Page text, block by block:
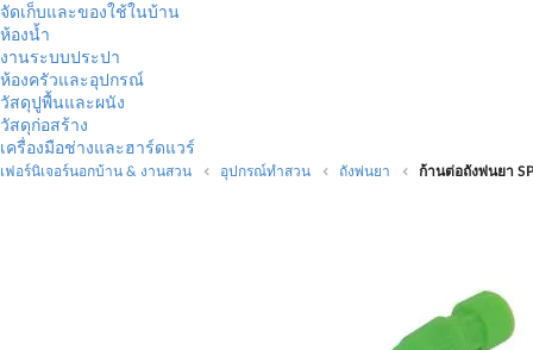
จัดเก็บและของใช้ในบ้าน
ห้องน้ำ
งานระบบประปา
ห้องครัวและอุปกรณ์
วัสดุปูพื้นและผนัง
วัสดุก่อสร้าง
เครื่องมือช่างและฮาร์ดแวร์
เฟอร์นิเจอร์นอกบ้าน & งานสวน อุปกรณ์ทำสวน ถังพ่นยา ก้านต่อถังพ่นยา